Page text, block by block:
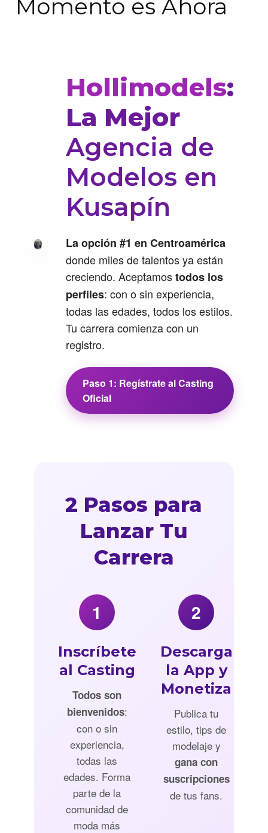
Momento es Ahora
Hollimodels:
La Mejor
Agencia de
Modelos en
Kusapín
La opción #1 en Centroamérica
donde miles de talentos ya están
creciendo. Aceptamostodos los
perfiles: con o sin experiencia,
todas las edades, todos los estilos.
Tu carrera comienza con un
registro.
Paso 1: Regístrate al Casting
Oficial
2 Pasos para
Lanzar Tu
Carrera
1
Inscríbete
al Casting
Todos son
bienvenidos:
con o sin
experiencia,
todas las
edades. Forma
parte de la
comunidad de
moda más
2
Descarga
la App y
Monetiza
Publica tu
estilo, tips de
modelaje y
gana con
suscripciones
de tus fans.